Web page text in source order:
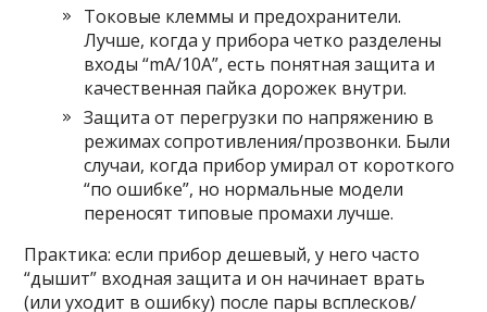
Токовые клеммы и предохранители.
Лучше, когда у прибора четко разделены
входы “mA/10A”, есть понятная защита и
качественная пайка дорожек внутри.
Защита от перегрузки по напряжению в
режимах сопротивления/прозвонки. Были
случаи, когда прибор умирал от короткого
“по ошибке”, но нормальные модели
переносят типовые промахи лучше.
Практика: если прибор дешевый, у него часто
“дышит” входная защита и он начинает врать
(или уходит в ошибку) после пары всплесков/